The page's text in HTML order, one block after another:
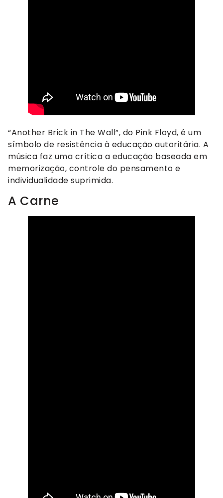
“Another Brick in The Wall”, do Pink Floyd, é um
símbolo de resistência à educação autoritária. A
música faz uma crítica a educação baseada em
memorização, controle do pensamento e
individualidade suprimida.
A Carne